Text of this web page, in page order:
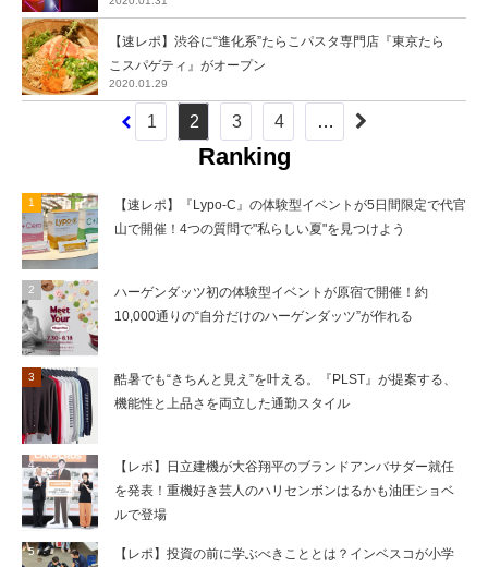
【速レポ】渋谷に“進化系”たらこパスタ専門店『東京たら
こスパゲティ』がオープン
2020.01.29
1 2 3 4 …
Ranking
【速レポ】『Lypo-C』の体験型イベントが5日間限定で代官
山で開催！4つの質問で"私らしい夏"を見つけよう
ハーゲンダッツ初の体験型イベントが原宿で開催！約
10,000通りの“自分だけのハーゲンダッツ”が作れる
酷暑でも“きちんと見え”を叶える。『PLST』が提案する、
機能性と上品さを両立した通勤スタイル
【レポ】日立建機が大谷翔平のブランドアンバサダー就任
を発表！重機好き芸人のハリセンボンはるかも油圧ショベ
ルで登場
【レポ】投資の前に学ぶべきこととは？インベスコが小学